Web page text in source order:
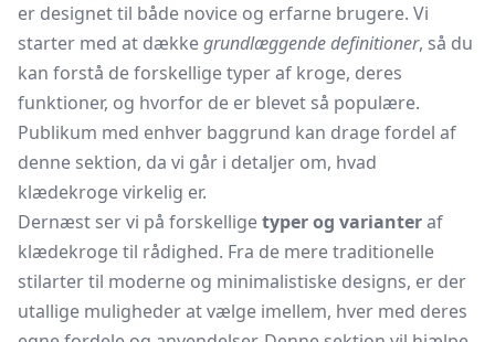
er designet til både novice og erfarne brugere. Vi
starter med at dækkegrundlæggende definitioner, så du
kan forstå de forskellige typer af kroge, deres
funktioner, og hvorfor de er blevet så populære.
Publikum med enhver baggrund kan drage fordel af
denne sektion, da vi går i detaljer om, hvad
klædekroge virkelig er.
Dernæst ser vi på forskelligetyper og varianteraf
klædekroge til rådighed. Fra de mere traditionelle
stilarter til moderne og minimalistiske designs, er der
utallige muligheder at vælge imellem, hver med deres